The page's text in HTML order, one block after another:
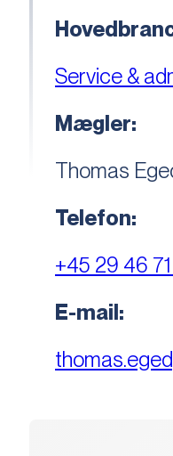
Service &
Mægler:
Thomas
Telefon:
+45 29 46
E-mail: